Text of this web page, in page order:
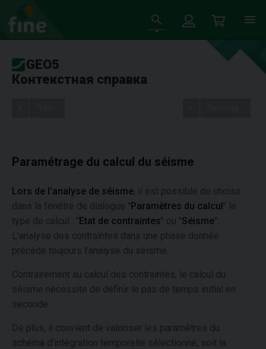
GEO5
Контекстная справка
Paramétrage du calcul du séisme
Lors de l'analyse de séisme, il est possible de choisir
dans la fenêtre de dialogue "Paramètres du calcul" le
type de calcul : "Etat de contraintes" ou "Séisme".
L'analyse des contraintes dans une phase donnée
précède toujours l'analyse du séisme.
Contrairement au calcul des contraintes, le calcul du
séisme nécessite de définir le pas de temps initial en
seconde.
De plus, il convient de valoriser les paramètres du
schéma d'intégration temporelle sélectionné, soit la